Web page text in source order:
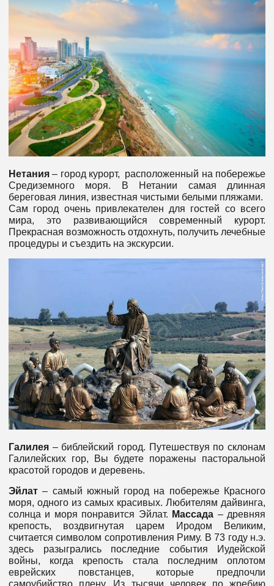
Нетания– город курорт, расположенный на побережье
Средиземного моря. В Нетании самая длинная
береговая линия, известная чистыми белыми пляжами.
Сам город очень привлекателен для гостей со всего
мира, это развивающийся современный курорт.
Прекрасная возможность отдохнуть, получить лечебные
процедуры и съездить на экскурсии.
Галилея – библейский город. Путешествуя по склонам
Галилейских гор, Вы будете поражены пасторальной
красотой городов и деревень.
Эйлат– самый южный город на побережье Красного
моря, одного из самых красивых. Любителям дайвинга,
солнца и моря понравится Эйлат. Массада – древняя
крепость, воздвигнутая царем Иродом Великим,
считается символом сопротивления Риму. В 73 году н.э.
здесь разыгрались последние события Иудейской
войны, когда крепость стала последним оплотом
еврейских повстанцев, которые предпочли
самоубийство плену. Из тысячи человек по жребию